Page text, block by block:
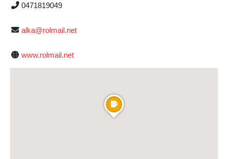
0471819049
alka@rolmail.net
www.rolmail.net